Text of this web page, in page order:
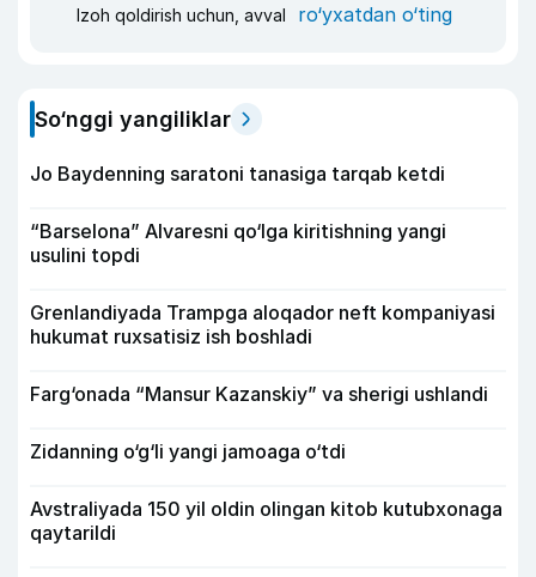
Izoh qoldirish uchun, avval ro‘yxatdan o‘ting
So‘nggi yangiliklar
Jo Baydenning saratoni tanasiga tarqab ketdi
“Barselona” Alvaresni qo‘lga kiritishning yangi
usulini topdi
Grenlandiyada Trampga aloqador neft kompaniyasi
hukumat ruxsatisiz ish boshladi
Farg‘onada “Mansur Kazanskiy” va sherigi ushlandi
Zidanning o‘g‘li yangi jamoaga o‘tdi
Avstraliyada 150 yil oldin olingan kitob kutubxonaga
qaytarildi